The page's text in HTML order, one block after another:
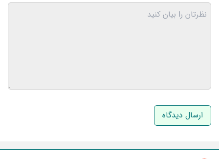
نام و نام خانوادگی